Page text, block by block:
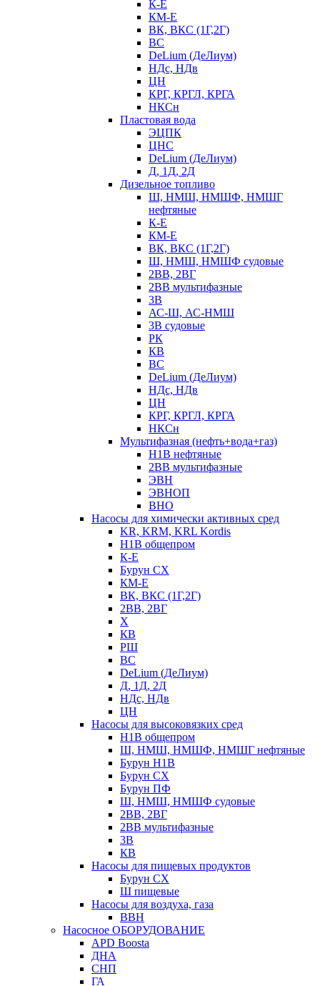
К-Е
КМ-Е
ВК, ВКС (1Г,2Г)
ВС
DeLium (ДеЛиум)
НДс, НДв
ЦН
КРГ, КРГЛ, КРГА
НКСн
Пластовая вода
ЭЦПК
ЦНС
DeLium (ДеЛиум)
Д, 1Д, 2Д
Дизельное топливо
Ш, НМШ, НМШФ, НМШГ
нефтяные
К-Е
КМ-Е
ВК, ВКС (1Г,2Г)
Ш, НМШ, НМШФ судовые
2ВВ, 2ВГ
2ВВ мультифазные
3В
АС-Ш, АС-НМШ
3В судовые
РК
КВ
ВС
DeLium (ДеЛиум)
НДс, НДв
ЦН
КРГ, КРГЛ, КРГА
НКСн
Мультифазная (нефть+вода+газ)
Н1В нефтяные
2ВВ мультифазные
ЭВН
ЭВНОП
ВНО
Насосы для химически активных сред
KR, KRM, KRL Kordis
Н1В общепром
К-Е
Бурун СХ
КМ-Е
ВК, ВКС (1Г,2Г)
2ВВ, 2ВГ
Х
КВ
РШ
ВС
DeLium (ДеЛиум)
Д, 1Д, 2Д
НДс, НДв
ЦН
Насосы для высоковязких сред
Н1В общепром
Ш, НМШ, НМШФ, НМШГ нефтяные
Бурун Н1В
Бурун СХ
Бурун ПФ
Ш, НМШ, НМШФ судовые
2ВВ, 2ВГ
2ВВ мультифазные
3В
КВ
Насосы для пищевых продуктов
Бурун СХ
Ш пищевые
Насосы для воздуха, газа
ВВН
Насосное ОБОРУДОВАНИЕ
APD Boosta
ДНА
СНП
ГА